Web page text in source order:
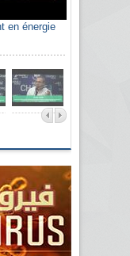
en énergie